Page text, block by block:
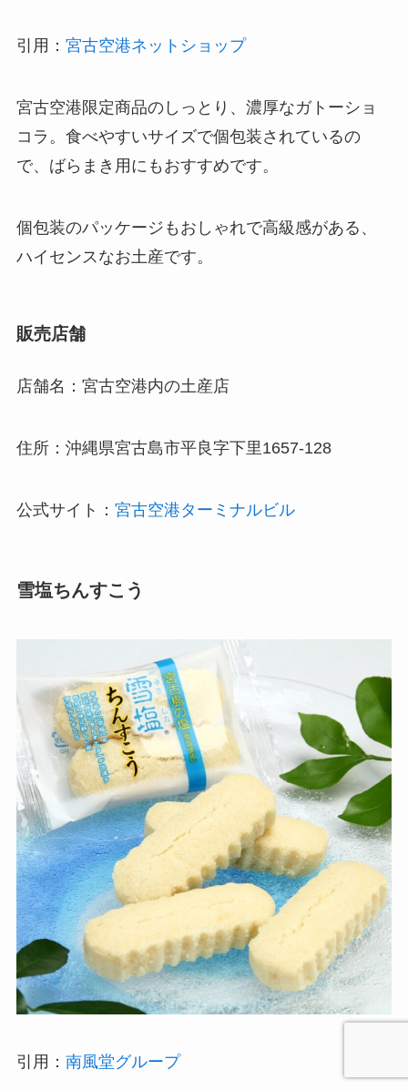
引用： 宮古空港ネットショップ
宮古空港限定商品のしっとり、濃厚なガトーショ
コラ。食べやすいサイズで個包装されているの
で、ばらまき用にもおすすめです。
個包装のパッケージもおしゃれで高級感がある、
ハイセンスなお土産です。
販売店舗
店舗名：宮古空港内の土産店
住所：沖縄県宮古島市平良字下里1657-128
公式サイト： 宮古空港ターミナルビル
雪塩ちんすこう
引用： 南風堂グループ